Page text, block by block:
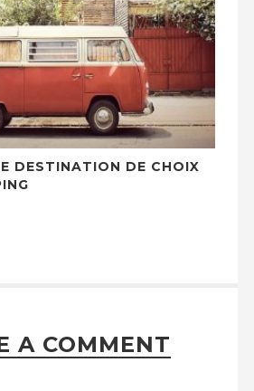
DESTINATION DE CHOIX
A COMMENT